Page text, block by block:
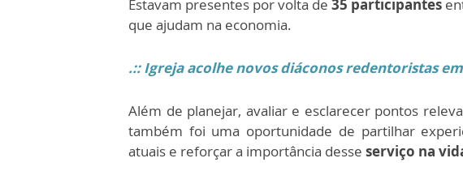
Estavam presentes por volta de 35 participantes
que ajudam na economia.
.::Igreja acolhe novos diáconos redentoristas
Além de planejar, avaliar e esclarecer pontos
também foi uma oportunidade de partilhar
atuais e reforçar a importância desse serviço na